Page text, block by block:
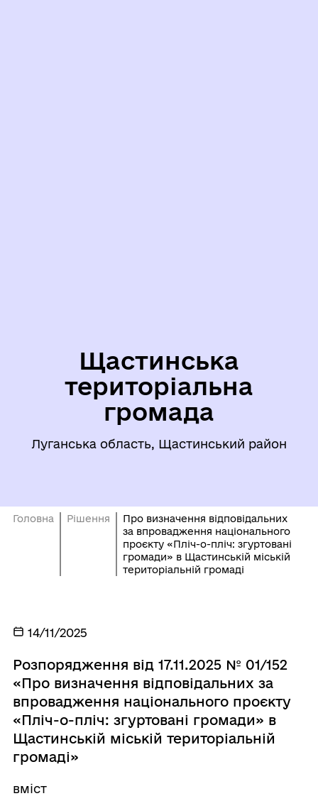
Щастинська
територіальна
громада
Луганська область, Щастинський район
Головна Рішення
Про визначення відповідальних
за впровадження національного
проєкту «Пліч-о-пліч: згуртовані
громади» в Щастинській міській
територіальній громаді
14/11/2025
Розпорядження від 17.11.2025 № 01/152
«Про визначення відповідальних за
впровадження національного проєкту
«Пліч-о-пліч: згуртовані громади» в
Щастинській міській територіальній
громаді»
вміст